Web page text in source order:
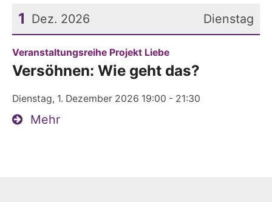
Dienstag
1 Dez. 2026
Datum: 1. Dezember 2026
Veranstaltungsreihe Projekt Liebe:
Versöhnen: Wie geht das?
Dienstag, 1. Dezember 2026 19:00 - 21:30
Mehr